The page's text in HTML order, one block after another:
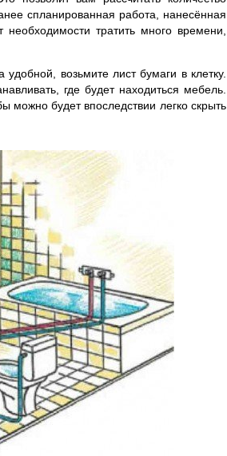
спланированная работа, нанесённая
тратить много времени,
возьмите лист бумаги в клетку.
где будет находиться мебель.
можно будет впоследствии легко скрыть